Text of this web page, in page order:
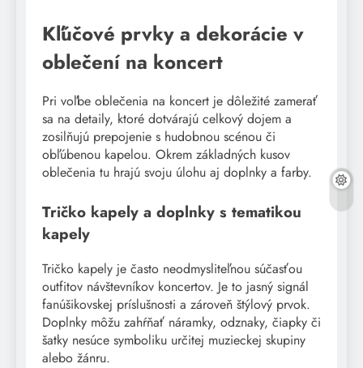
Kľúčové prvky a dekorácie v
oblečení na koncert
Pri voľbe oblečenia na koncert je dôležité zamerať
sa na detaily, ktoré dotvárajú celkový dojem a
zosilňujú prepojenie s hudobnou scénou či
obľúbenou kapelou. Okrem základných kusov
oblečenia tu hrajú svoju úlohu aj doplnky a farby.
Tričko kapely a doplnky s tematikou
kapely
Tričko kapely je často neodmysliteľnou súčasťou
outfitov návštevníkov koncertov. Je to jasný signál
fanúšikovskej príslušnosti a zároveň štýlový prvok.
Doplnky môžu zahŕňať náramky, odznaky, čiapky či
šatky nesúce symboliku určitej muzieckej skupiny
alebo žánru.